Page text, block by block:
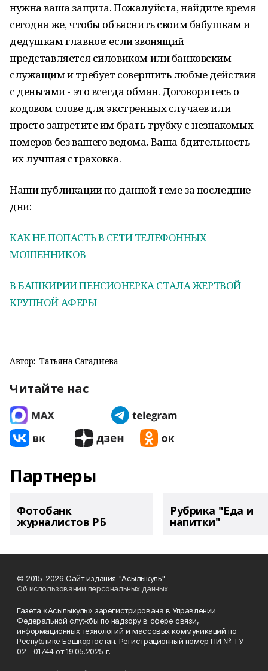
нужна ваша защита. Пожалуйста, найдите время
сегодня же, чтобы объяснить своим бабушкам и
дедушкам главное: если звонящий
представляется силовиком или банковским
служащим и требует совершить любые действия
с деньгами - это всегда обман. Договоритесь о
кодовом слове для экстренных случаев или
просто запретите им брать трубку с незнакомых
номеров без вашего ведома. Ваша бдительность -
их лучшая страховка.
Наши публикации по данной теме за последние
дни:
КАК НЕ ПОПАСТЬ В СЕТИ ТЕЛЕФОННЫХ
МОШЕННИКОВ
В БАШКИРИИ ПЕНСИОНЕРКА СТАЛА ЖЕРТВОЙ
КРУПНОЙ АФЕРЫ
Автор: Татьяна Сагадиева
Читайте нас
Партнеры
Фотобанк
журналистов РБ
Рубрика "Еда и
напитки"
© 2015-2026 Сайт издания "Асылыкуль"
Об использовании персональных данных
Газета «Асылыкуль» зарегистрирована в Управлении
Федеральной службы по надзору в сфере связи,
информационных технологий и массовых коммуникаций по
Республике Башкортостан. Регистрационный номер ПИ № ТУ
02 - 01744 от 19.05.2025 г.